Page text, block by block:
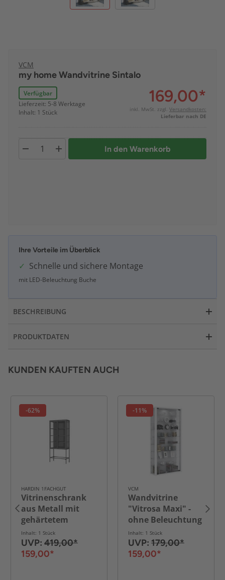
VCM
my home Wandvitrine Sintalo
Verfügbar
Lieferzeit: 5-8 Werktage
Inhalt: 1 Stück
169,00*
inkl. MwSt. zzgl. Versandkosten:
Lieferbar nach DE
In den Warenkorb
Ihre Vorteile im Überblick
Schnelle und sichere Montage
mit LED-Beleuchtung Buche
BESCHREIBUNG
PRODUKTDATEN
KUNDEN KAUFTEN AUCH
-62%
HARDIN 1FACHGUT
Vitrinenschrank
aus Metall mit
gehärtetem
MORU-Glas und
Glas-Seiten, ca.
180 x 80 x 40 cm -
Inhalt: 1 Stück
UVP: 419,00*
159,00*
-11%
VCM
Wandvitrine
"Vitrosa Maxi" -
ohne Beleuchtung
Weiß
Inhalt: 1 Stück
UVP: 179,00*
159,00*